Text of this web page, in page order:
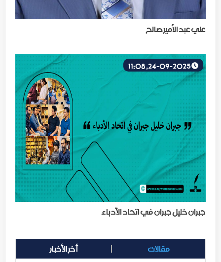
علي عبد الأمير صالح
جبران خليل جبران في اتحاد الأدباء
مقالات أخر الأخبار